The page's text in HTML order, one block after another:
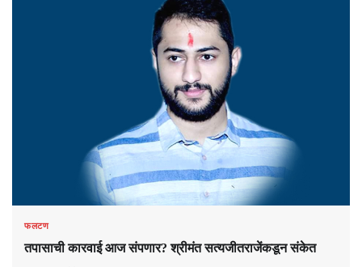
फलटण
तपासाची कारवाई आज संपणार? श्रीमंत सत्यजीतराजेंकडून संकेत